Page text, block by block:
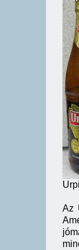
Az